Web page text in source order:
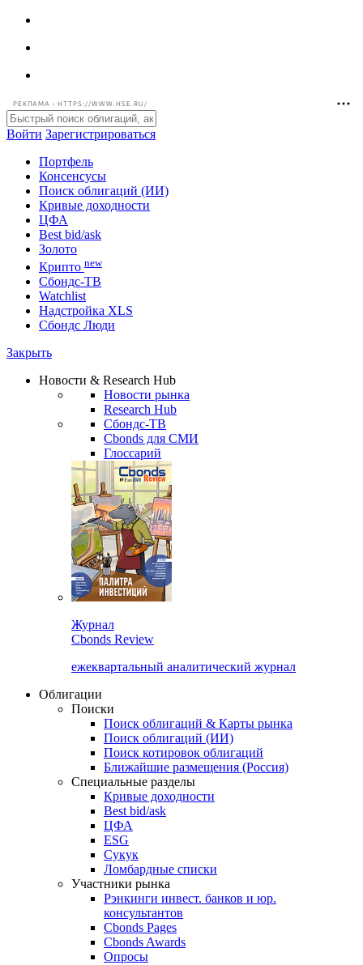
РЕКЛАМА • HTTPS://WWW.HSE.RU/
Войти Зарегистрироваться
Портфель
Консенсусы
Поиск облигаций (ИИ)
Кривые доходности
ЦФА
Best bid/ask
Золото
Крипто new
Сбондс-ТВ
Watchlist
Надстройка XLS
Сбондс Люди
Закрыть
Новости & Research Hub
Новости рынка
Research Hub
Сбондс-ТВ
Cbonds для СМИ
Глоссарий
Журнал
Cbonds Review
ежеквартальный аналитический журнал
Облигации
Поиски
Поиск облигаций & Карты рынка
Поиск облигаций (ИИ)
Поиск котировок облигаций
Ближайшие размещения (Россия)
Специальные разделы
Кривые доходности
Best bid/ask
ЦФА
ESG
Сукук
Ломбардные списки
Участники рынка
Рэнкинги инвест. банков и юр.
консультантов
Cbonds Pages
Cbonds Awards
Опросы